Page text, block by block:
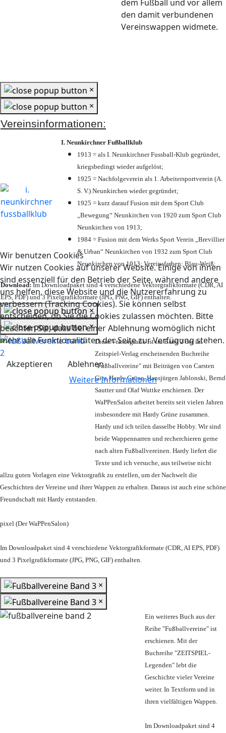
Wir benutzen Cookies
Wir nutzen Cookies auf unserer Website. Einige von ihnen
sind essenziell für den Betrieb der Seite, während andere
uns helfen, diese Website und die Nutzererfahrung zu
verbessern (Tracking Cookies). Sie können selbst
entscheiden, ob Sie die Cookies zulassen möchten. Bitte
beachten Sie, dass bei einer Ablehnung womöglich nicht
mehr alle Funktionalitäten der Seite zur Verfügung stehen.
Akzeptieren
Ablehnen
Weitere Informationen
dem Fußball und vor allem
den damit verbundenen
Vereinswappen widmete.
×
×
Vereinsinformationen:
I. Neunkirchner Fußballklub
1913 = als I. Neunkirchner Fussball-Klub gegründet,
kriegsbedingt wieder aufgelöst;
1925 = Nachfolgeverein als 1. Arbeitersportverein (A.
S. V.) Neunkirchen wieder gegründet;
1925 = kurz darauf Fusion mit dem Sport Club
„Bewegung“ Neunkirchen von 1920 zum Sport Club
Neunkirchen von 1913;
1984 = Fusion mit dem Werks Sport Verein „Brevillier
& Urban“ Neunkirchen von 1932 zum Sport Club
Neunkirchen von 1913; Vereinsfarben: Blau-Weiß;
Download:Im Downloadpaket sind 4 verschiedene Vektorgrafikformate (CDR, AI
EPS, PDF) und 3 Pixelgrafikformate (JPG, PNG, GIF) enthalten.
×
×
Diese Vektorgrafik ist im Band 2 der im
Zeitspiel-Verlag erscheinenden Buchreihe
"Fußballvereine" mit Beiträgen von Carsten
Gier, Hardy Grüne, Hansjürgen Jablonski, Bernd
Sautter und Olaf Wuttke erschienen. Der
WaPPenSalon arbeitet bereits seit vielen Jahren
insbesondere mit Hardy Grüne zusammen.
Hardy und ich teilen dasselbe Hobby. Wir sind
beide Wappennarren und recherchieren gerne
nach alten Fußballvereinen. Hardy liefert die
Texte und ich versuche, aus teilweise nicht
allzu guten Vorlagen eine Vektorgrafik zu erstellen, um der Nachwelt die
Geschichten der Vereine und ihrer Wappen zu erhalten. Daraus ist auch eine schöne
Freundschaft mit Hardy entstanden.
pixel (Der WaPPenSalon)
Im Downloadpaket sind 4 verschiedene Vektorgrafikformate (CDR, AI EPS, PDF)
und 3 Pixelgrafikformate (JPG, PNG, GIF) enthalten.
×
×
Ein weiteres Buch aus der
Reihe "Fußballvereine" ist
erschienen. Mit der
Buchreihe "ZEITSPIEL-
Legenden" lebt die
Geschichte vieler Vereine
weiter. In Textform und in
ihren vielfältigen Wappen.
Im Downloadpaket sind 4